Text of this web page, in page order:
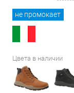
не промокает
Цвета в наличии